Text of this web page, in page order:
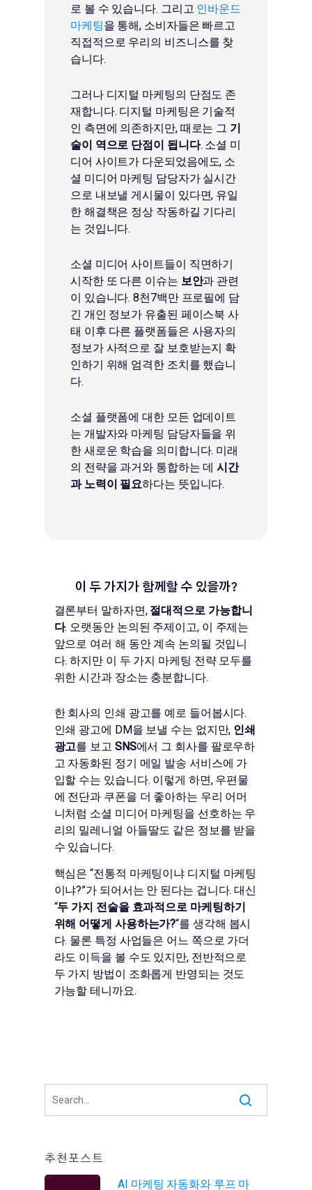
로 볼 수 있습니다. 그리고 인바운드
마케팅을 통해, 소비자들은 빠르고
직접적으로 우리의 비즈니스를 찾
습니다.
그러나 디지털 마케팅의 단점도 존
재합니다. 디지털 마케팅은 기술적
인 측면에 의존하지만, 때로는 그 기
술이 역으로 단점이 됩니다. 소셜 미
디어 사이트가 다운되었음에도, 소
셜 미디어 마케팅 담당자가 실시간
으로 내보낼 게시물이 있다면, 유일
한 해결책은 정상 작동하길 기다리
는 것입니다.
소셜 미디어 사이트들이 직면하기
시작한 또 다른 이슈는 보안과 관련
이 있습니다. 8천7백만 프로필에 담
긴 개인 정보가 유출된 페이스북 사
태 이후 다른 플랫폼들은 사용자의
정보가 사적으로 잘 보호받는지 확
인하기 위해 엄격한 조치를 했습니
다.
소셜 플랫폼에 대한 모든 업데이트
는 개발자와 마케팅 담당자들을 위
한 새로운 학습을 의미합니다. 미래
의 전략을 과거와 통합하는 데시간
과 노력이 필요하다는 뜻입니다.
이 두 가지가 함께할 수 있을까?
결론부터 말하자면, 절대적으로 가능합니
다. 오랫동안 논의된 주제이고, 이 주제는
앞으로 여러 해 동안 계속 논의될 것입니
다. 하지만 이 두 가지 마케팅 전략 모두를
위한 시간과 장소는 충분합니다.
한 회사의 인쇄 광고를 예로 들어봅시다.
인쇄 광고에 DM을 보낼 수는 없지만, 인쇄
광고를 보고 SNS에서 그 회사를 팔로우하
고 자동화된 정기 메일 발송 서비스에 가
입할 수는 있습니다. 이렇게 하면, 우편물
에 전단과 쿠폰을 더 좋아하는 우리 어머
니처럼 소셜 미디어 마케팅을 선호하는 우
리의 밀레니얼 아들딸도 같은 정보를 받을
수 있습니다.
핵심은 “전통적 마케팅이냐 디지털 마케팅
이냐?”가 되어서는 안 된다는 겁니다. 대신
“두 가지 전술을 효과적으로 마케팅하기
위해 어떻게 사용하는가?“를 생각해 봅시
다. 물론 특정 사업들은 어느 쪽으로 가더
라도 이득을 볼 수도 있지만, 전반적으로
두 가지 방법이 조화롭게 반영되는 것도
가능할 테니까요.
추천포스트
AI 마케팅 자동화와 루프 마